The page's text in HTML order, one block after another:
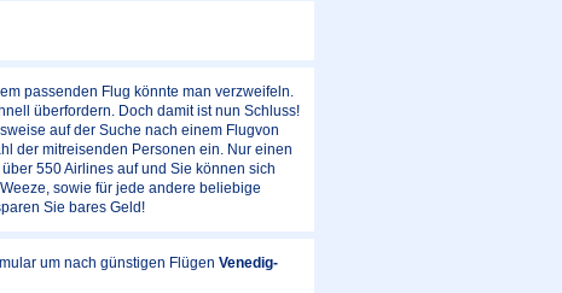
passenden Flug könnte man verzweifeln.
überfordern. Doch damit ist nun Schluss!
auf der Suche nach einem Flugvon
der mitreisenden Personen ein. Nur einen
550 Airlines auf und Sie können sich
sowie für jede andere beliebige
Sie bares Geld!
um nach günstigen Flügen Venedig-